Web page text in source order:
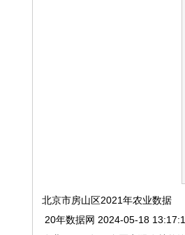
北京市房山区2021年农业数据
20年数据网 2024-05-18